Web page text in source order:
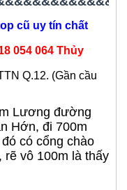
cũ uy tín chất
054 064 Thủy
Q.12. (Gần cầu
Lương đường
Hớn, đi 700m
có cổng chào